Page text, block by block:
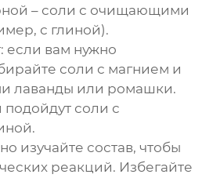
– соли с очищающими
с глиной).
если вам нужно
соли с магнием и
лаванды или ромашки.
соли с
изучайте состав, чтобы
реакций. Избегайте